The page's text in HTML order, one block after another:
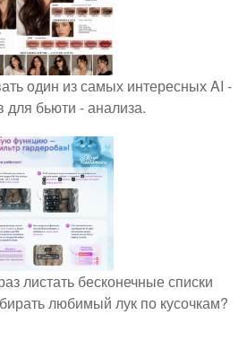
один из самых интересных AI -
для бьюти - анализа.
листать бесконечные списки
любимый лук по кусочкам?